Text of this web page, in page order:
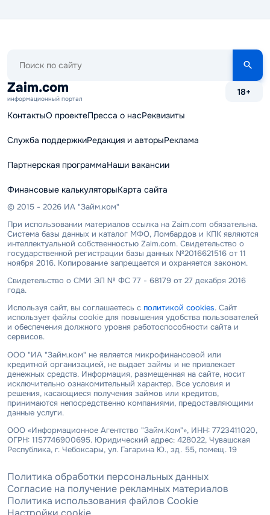
сайту
Zaim.com
информационный портал
18+
КонтактыО проектеПресса о насРеквизиты
Служба поддержкиРедакция и авторыРеклама
Партнерская программаНаши вакансии
Финансовые калькуляторыКарта сайта
© 2015 - 2026 ИА "Займ.ком"
При использовании материалов ссылка на Zaim.com обязательна.
Система базы данных и каталог МФО, Ломбардов и КПК являются
интеллектуальной собственностью Zaim.com. Свидетельство о
государственной регистрации базы данных №2016621516 от 11
ноября 2016. Копирование запрещается и охраняется законом.
Свидетельство о СМИ ЭЛ № ФС 77 - 68179 от 27 декабря 2016
года.
Используя сайт, вы соглашаетесь с политикой cookies. Сайт
использует файлы cookie для повышения удобства пользователей
и обеспечения должного уровня работоспособности сайта и
сервисов.
ООО "ИА "Займ.ком" не является микрофинансовой или
кредитной организацией, не выдает займы и не привлекает
денежных средств. Информация, размещенная на сайте, носит
исключительно ознакомительный характер. Все условия и
решения, касающиеся получения займов или кредитов,
принимаются непосредственно компаниями, предоставляющими
данные услуги.
ООО «Информационное Агентство "Займ.Ком"», ИНН: 7723411020,
ОГРН: 1157746900695. Юридический адрес: 428022, Чувашская
Республика, г. Чебоксары, ул. Гагарина Ю., зд. 55, помещ. 19
Политика обработки персональных данных
Согласие на получение рекламных материалов
Политика использования файлов Cookie